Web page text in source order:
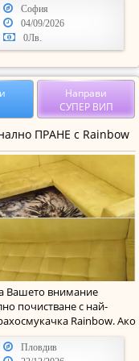
София
04/09/2026
0Лв.
Направи
СУПЕР ВИП
ПРАНЕ с Rainbow
Вашето внимание
почистване с най-
Rainbow. Ако
матра
Пловдив